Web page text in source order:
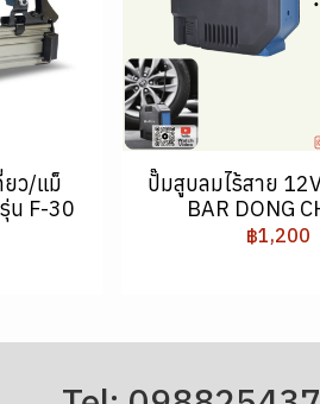
ยว/แม็
น F-30
ปั๊มสูบลมไร้สาย
BAR DONG
฿1,200